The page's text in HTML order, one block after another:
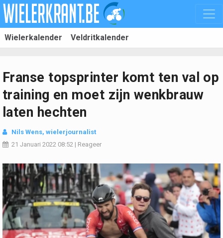
Wielerkalender Veldritkalender
Franse topsprinter komt ten val op
training en moet zijn wenkbrauw
laten hechten
Nils Wens, wielerjournalist
21 Januari 2022 08:52 | Reageer